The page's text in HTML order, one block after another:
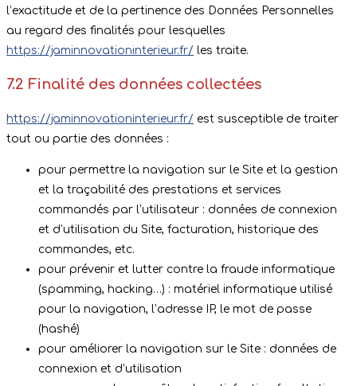
l’exactitude et de la pertinence des Données Personnelles
au regard des finalités pour lesquelles
https://jaminnovationinterieur.fr/ les traite.
7.2 Finalité des données collectées
https://jaminnovationinterieur.fr/ est susceptible de traiter
tout ou partie des données :
pour permettre la navigation sur le Site et la gestion
et la traçabilité des prestations et services
commandés par l’utilisateur : données de connexion
et d’utilisation du Site, facturation, historique des
commandes, etc.
pour prévenir et lutter contre la fraude informatique
(spamming, hacking…) : matériel informatique utilisé
pour la navigation, l’adresse IP, le mot de passe
(hashé)
pour améliorer la navigation sur le Site : données de
connexion et d’utilisation